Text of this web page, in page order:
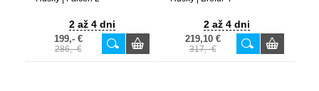
2 až 4 dni
199,- €
286,- €
2 až 4 dni
219,10 €
317,- €